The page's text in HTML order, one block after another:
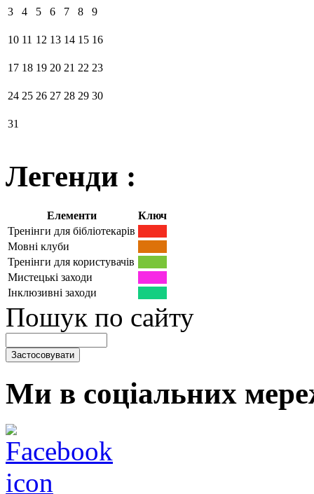
3 4 5 6 7 8 9
10 11 12 13 14 15 16
17 18 19 20 21 22 23
24 25 26 27 28 29 30
31
Легенди :
Елементи
Ключ
Тренінги для бібліотекарів
Мовні клуби
Тренінги для користувачів
Мистецькі заходи
Інклюзивні заходи
Пошук по сайту
Ми в соціальних